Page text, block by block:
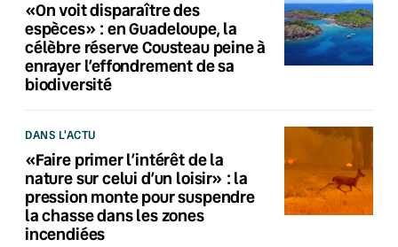
«On voit disparaître des
espèces» : en Guadeloupe, la
célèbre réserve Cousteau peine à
enrayer l’effondrement de sa
biodiversité
DANS L'ACTU
«Faire primer l’intérêt de la
nature sur celui d’un loisir» : la
pression monte pour suspendre
la chasse dans les zones
incendiées